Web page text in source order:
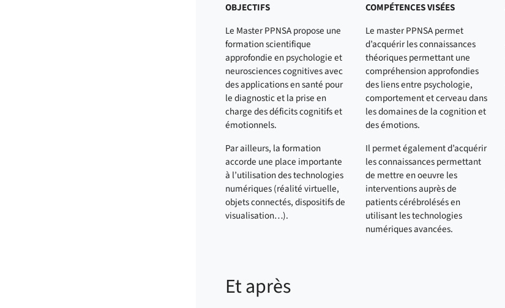
OBJECTIFS
Le Master PPNSA propose une
formation scientifique
approfondie en psychologie et
neurosciences cognitives avec
des applications en santé pour
le diagnostic et la prise en
charge des déficits cognitifs et
émotionnels.
Par ailleurs, la formation
accorde une place importante
à l’utilisation des technologies
numériques (réalité virtuelle,
objets connectés, dispositifs de
visualisation…).
COMPÉTENCES VISÉES
Le master PPNSA permet
d’acquérir les connaissances
théoriques permettant une
compréhension approfondies
des liens entre psychologie,
comportement et cerveau dans
les domaines de la cognition et
des émotions.
Il permet également d’acquérir
les connaissances permettant
de mettre en oeuvre les
interventions auprès de
patients cérébrolésés en
utilisant les technologies
numériques avancées.
Et après